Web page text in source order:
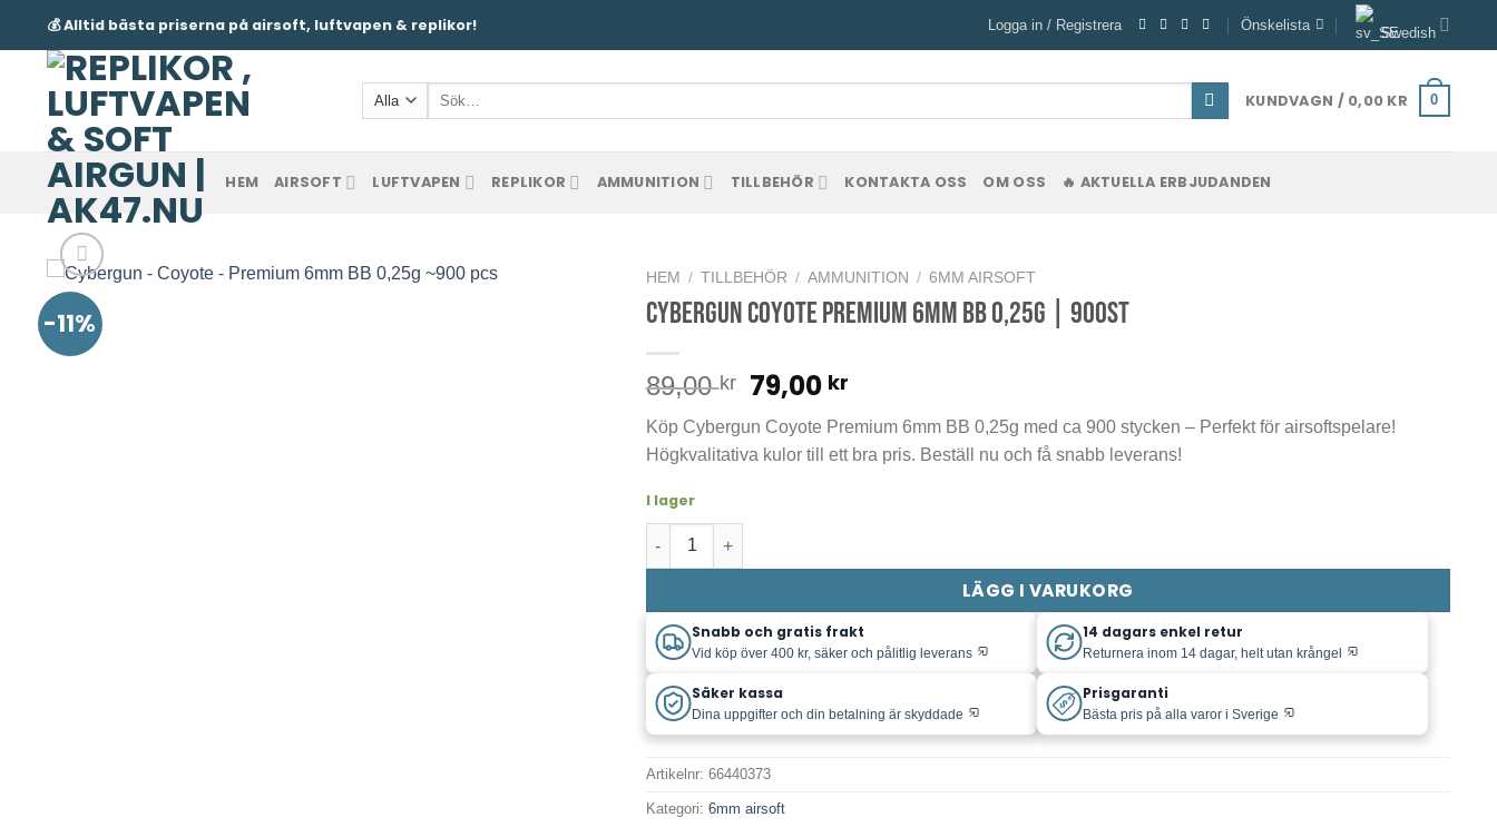
content
💰 Alltid bästa priserna på airsoft, luftvapen & replikor! Logga in / Registrera Önskelista Swedish
Sök
KUNDVAGN / 0,00 KR 0
HEM AIRSOFT LUFTVAPEN REPLIKOR AMMUNITION TILLBEHÖR KONTAKTA OSS OM OSS 🔥 AKTUELLA ERBJUDANDEN
-11%
HEM / TILLBEHÖR / AMMUNITION / 6MM AIRSOFT
Cybergun Coyote Premium 6mm BB 0,25g | 900st
89,00kr Det
ursprungliga
priset
var:
79,00 krDet
nuvarande
priset
är:
Köp Cybergun Coyote Premium 6mm BB 0,25g med ca 900 stycken – Perfekt för airsoftspelare!
Högkvalitativa kulor till ett bra pris. Beställ nu och få snabb leverans!
I lager
Cybergun - Coyote - Premium 6mm BB 0,25g ~900 pcs mängd
LÄGG I VARUKORG
Snabb och gratis frakt
Vid köp över 400 kr, säker och pålitlig leverans
14 dagars enkel retur
Returnera inom 14 dagar, helt utan krångel
Säker kassa
Dina uppgifter och din betalning är skyddade
Prisgaranti
Bästa pris på alla varor i Sverige
Artikelnr: 66440373
Kategori: 6mm airsoft